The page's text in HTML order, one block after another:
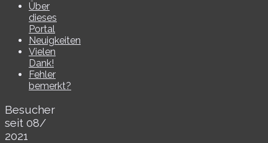
Über
dieses
Portal
Neuigkeiten
Vielen
Dank!
Fehler
bemerkt?
Besucher
seit 08/​
2021